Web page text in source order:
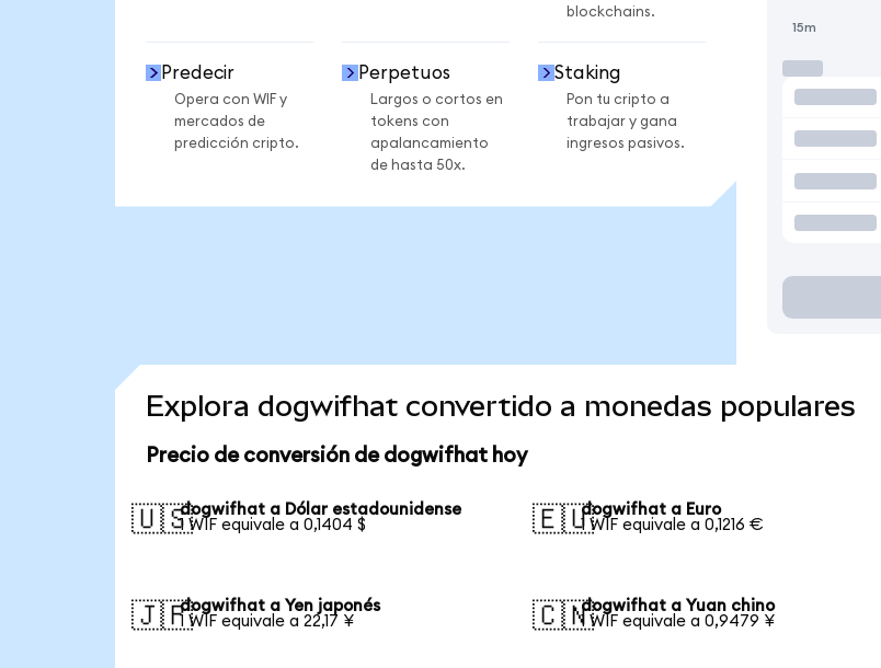
blockchains.
Predecir
Opera con WIF y
mercados de
predicción cripto.
Perpetuos
Largos o cortos en
tokens con
apalancamiento
de hasta 50x.
Staking
Pon tu cripto a
trabajar y gana
ingresos pasivos.
15m
Explora dogwifhat convertido a monedas populares
Precio de conversión de dogwifhat hoy
🇺🇸dogwifhat a Dólar estadounidense
1 WIF equivale a 0,1404 $
🇪🇺dogwifhat a Euro
1 WIF equivale a 0,1216 €
🇯🇵dogwifhat a Yen japonés
1 WIF equivale a 22,17 ¥
🇨🇳dogwifhat a Yuan chino
1 WIF equivale a 0,9479 ¥